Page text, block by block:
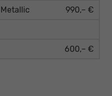
990,– €
600,– €